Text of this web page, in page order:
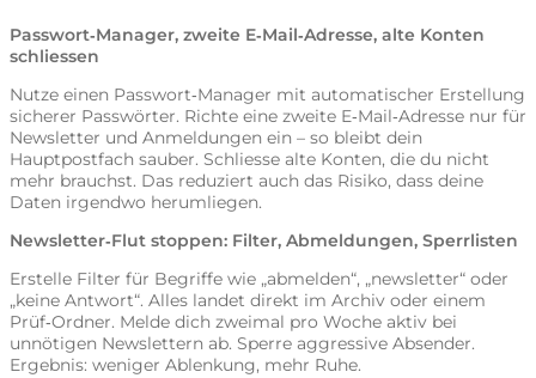
Passwort‑Manager, zweite E‑Mail‑Adresse, alte Konten
schliessen
Nutze einen Passwort‑Manager mit automatischer Erstellung
sicherer Passwörter. Richte eine zweite E‑Mail‑Adresse nur für
Newsletter und Anmeldungen ein – so bleibt dein
Hauptpostfach sauber. Schliesse alte Konten, die du nicht
mehr brauchst. Das reduziert auch das Risiko, dass deine
Daten irgendwo herumliegen.
Newsletter‑Flut stoppen: Filter, Abmeldungen, Sperrlisten
Erstelle Filter für Begriffe wie „abmelden“, „newsletter“ oder
„keine Antwort“. Alles landet direkt im Archiv oder einem
Prüf‑Ordner. Melde dich zweimal pro Woche aktiv bei
unnötigen Newslettern ab. Sperre aggressive Absender.
Ergebnis: weniger Ablenkung, mehr Ruhe.